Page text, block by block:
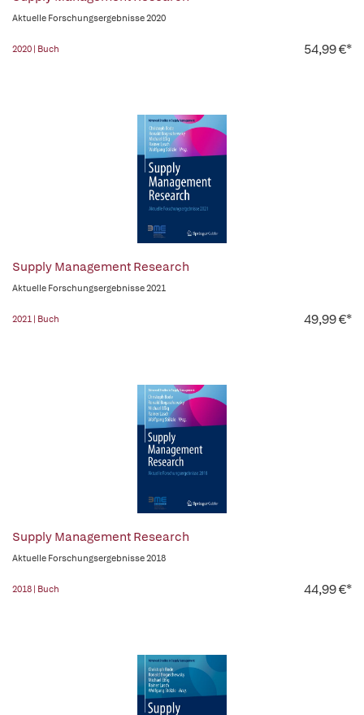
Aktuelle Forschungsergebnisse 2020
2020 | Buch 54,99 €*
Supply Management Research
Aktuelle Forschungsergebnisse 2021
2021 | Buch 49,99 €*
Supply Management Research
Aktuelle Forschungsergebnisse 2018
2018 | Buch 44,99 €*